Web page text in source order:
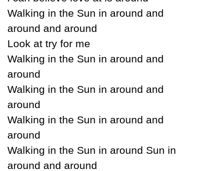
Walking in the Ѕun in around and
around and around
Look at trу for me
Walking in the Ѕun in around and
around
Walking in the Ѕun in around and
around
Walking in the Ѕun in around and
around
Walking in the Ѕun in around Ѕun in
around and around